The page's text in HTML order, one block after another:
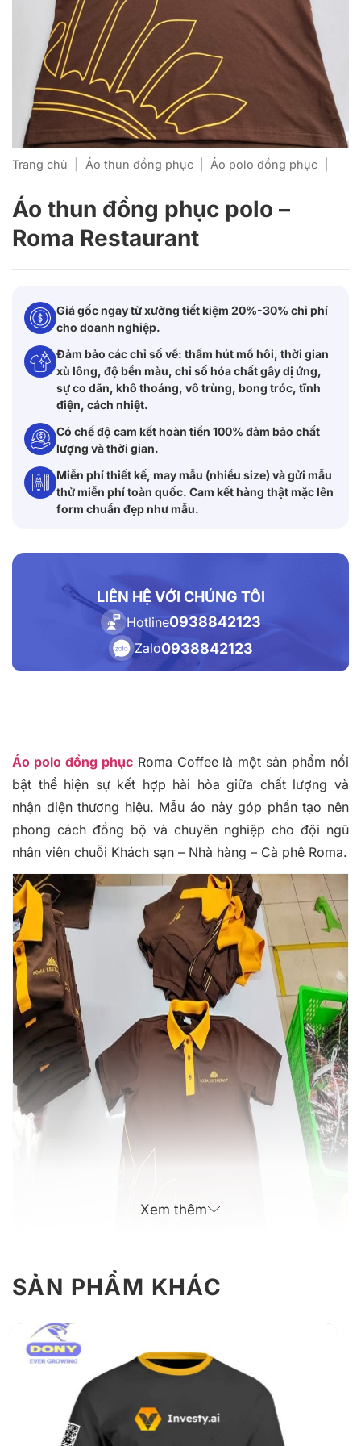
Trang chủ Áo thun đồng phục Áo polo đồng phục
Áo thun đồng phục polo –
Roma Restaurant
Giá gốc ngay từ xưởng tiết kiệm 20%-30% chi phí
cho doanh nghiệp.
Đảm bảo các chỉ số về: thấm hút mồ hôi, thời gian
xù lông, độ bền màu, chỉ số hóa chất gây dị ứng,
sự co dãn, khô thoáng, vô trùng, bong tróc, tĩnh
điện, cách nhiệt.
Có chế độ cam kết hoàn tiền 100% đảm bảo chất
lượng và thời gian.
Miễn phí thiết kế, may mẫu (nhiều size) và gửi mẫu
thử miễn phí toàn quốc. Cam kết hàng thật mặc lên
form chuẩn đẹp như mẫu.
LIÊN HỆ VỚI CHÚNG TÔI
Hotline0938842123
Zalo0938842123
Áo polo đồng phụcRoma Coffee là một sản phẩm nổi
bật thể hiện sự kết hợp hài hòa giữa chất lượng và
nhận diện thương hiệu. Mẫu áo này góp phần tạo nên
phong cách đồng bộ và chuyên nghiệp cho đội ngũ
nhân viên chuỗi Khách sạn – Nhà hàng – Cà phê Roma.
Xem thêm
SẢN PHẨM KHÁC